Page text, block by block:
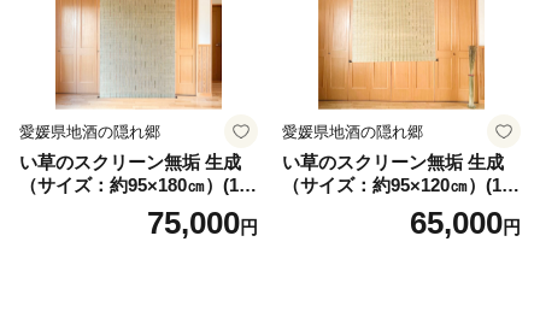
愛媛県地酒の隠れ郷
い草のスクリーン無垢 生成
（サイズ：約95×180㎝）(14
75,000円
愛媛県地酒の隠れ郷
い草のスクリーン無垢 生成
（サイズ：約95×120㎝）(14
65,000円